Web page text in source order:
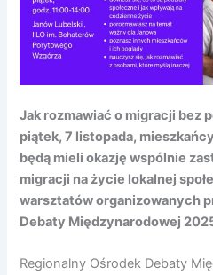
Jak rozmawiać o migracji bez
piątek, 7 listopada,
będą mieli okazję wspólnie
migracji na życie lokalnej
warsztatów organizowanych
Debaty Międzynarodowej
Regionalny Ośrodek Debaty